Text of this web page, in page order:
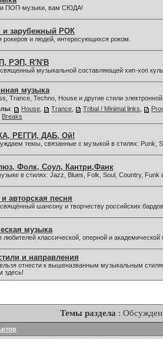
ПОП-музыки, вам СЮДА!
и зарубежный РОК
рокеров и людей, интересующихся роком.
РЭП, R'N'B
музыкальной составляющей хип-хоп
музыка
Trance, Techno, House и другие стили
: House Trance Tribal / Minimal links
Breaks
РЕГГИ, ДАБ, Ой!
темы, связанные с музыкой в стилях: Punk,
Фолк, Соул, Кантри,Фанк
в стилях: Jazz, Blues, Folk, Soul, Country, Funk
авторская песня
шансону и творчеству российских
музыка
классической, оперной и академической
и направления
отнести к вышеназванным музыкальным
здесь!
Темы раздела :